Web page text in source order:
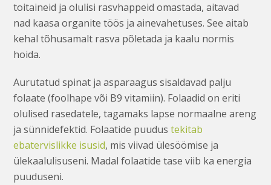
toitaineid ja olulisi rasvhappeid omastada, aitavad
nad kaasa organite töös ja ainevahetuses. See aitab
kehal tõhusamalt rasva põletada ja kaalu normis
hoida.
Aurutatud spinat ja asparaagus sisaldavad palju
folaate (foolhape või B9 vitamiin). Folaadid on eriti
olulised rasedatele, tagamaks lapse normaalne areng
ja sünnidefektid. Folaatide puudustekitab
ebatervislikke isusid, mis viivad ülesöömise ja
ülekaalulisuseni. Madal folaatide tase viib ka energia
puuduseni.